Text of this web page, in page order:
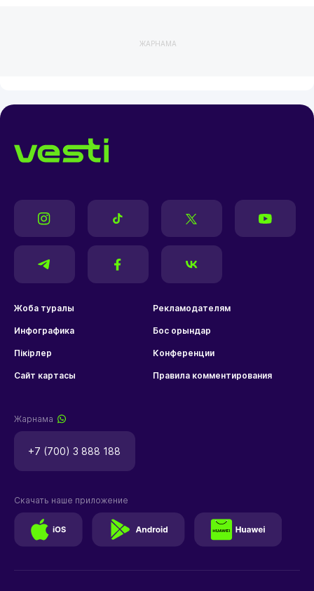
ЖАРНАМА
Жоба туралы Рекламодателям
Инфографика Бос орындар
Пікірлер Конференции
Сайт картасы Правила комментирования
Жарнама
+7 (700) 3 888 188
Скачать наше приложение